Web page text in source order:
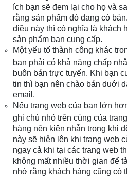
ích bạn sẽ đem lại cho họ và
rằng sản phẩm đó đang có
điều này thì có nghĩa là khách
sản phẩm bạn cung cấp.
Một yếu tố thành công khác
bạn phải có khả năng chấp
buôn bán trực tuyến. Khi bạn
tin thì bạn nên chào bán duới
email.
Nếu trang web của bạn lớn
ghi chú nhỏ trên cùng của
hàng nên kiên nhẫn trong khi
này sẽ hiện lên khi trang web
ngay cả khi tại các trang web
không mất nhiều thời gian để
nhớ rằng khách hàng cũng có